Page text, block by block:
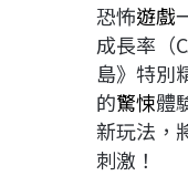
b
o
o
k
恐怖遊戲
成長率（
島》特別
的驚悚體
新玩法，
刺激！